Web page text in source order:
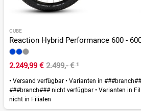
CUBE
Reaction Hybrid Performance 600 -
2.249,99 € 2.499,- €¹
• Versand verfügbar • Varianten in
###branch### nicht verfügbar • Varianten in
nicht in Filialen